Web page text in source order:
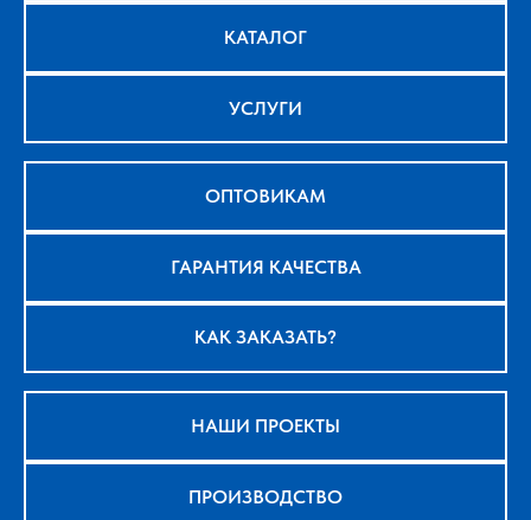
КАТАЛОГ
УСЛУГИ
ОПТОВИКАМ
ГАРАНТИЯ КАЧЕСТВА
КАК ЗАКАЗАТЬ?
НАШИ ПРОЕКТЫ
ПРОИЗВОДСТВО